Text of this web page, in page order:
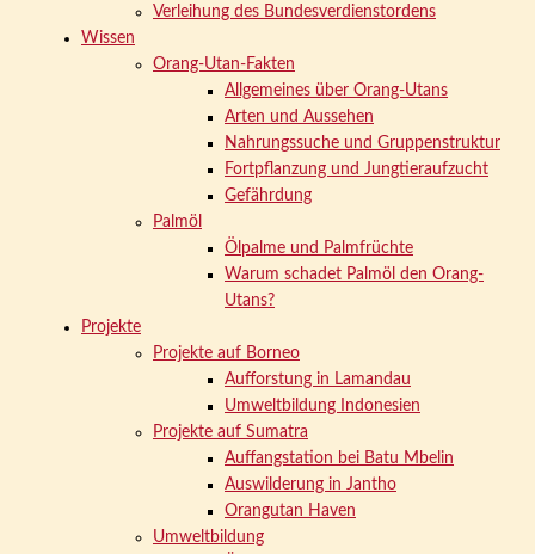
Verleihung des Bundesverdienstordens
Wissen
Orang-Utan-Fakten
Allgemeines über Orang-Utans
Arten und Aussehen
Nahrungssuche und Gruppenstruktur
Fortpflanzung und Jungtieraufzucht
Gefährdung
Palmöl
Ölpalme und Palmfrüchte
Warum schadet Palmöl den Orang-
Utans?
Projekte
Projekte auf Borneo
Aufforstung in Lamandau
Umweltbildung Indonesien
Projekte auf Sumatra
Auffangstation bei Batu Mbelin
Auswilderung in Jantho
Orangutan Haven
Umweltbildung